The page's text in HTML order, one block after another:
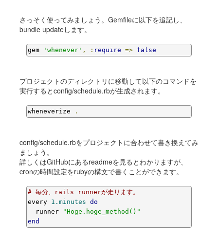
さっそく使ってみましょう。Gemfileに以下を追記し、
bundle updateします。
gem 'whenever' , : require => false
プロジェクトのディレクトリに移動して以下のコマンドを
実行するとconfig/schedule.rbが生成されます。
wheneverize .
config/schedule.rbをプロジェクトに合わせて書き換えてみ
ましょう。
詳しくはGitHubにあるreadmeを見るとわかりますが、
cronの時間設定をrubyの構文で書くことができます。
# 毎分、rails runnerが走ります。
every 1.minutes do
  runner
"Hoge.hoge_method()"
end